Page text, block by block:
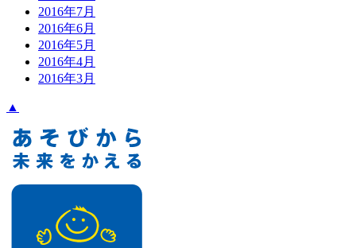
2016年7月
2016年6月
2016年5月
2016年4月
2016年3月
▲